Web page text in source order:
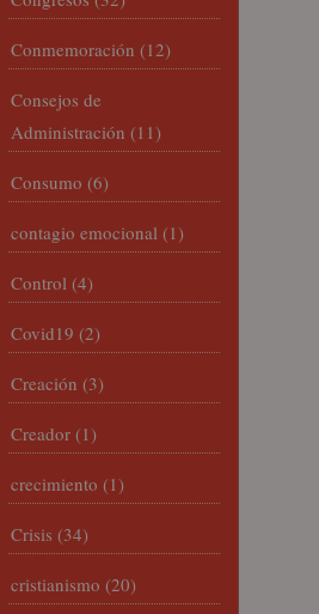
Conmemoración (12)
Consejos de
Administración (11)
Consumo (6)
contagio emocional (1)
Control (4)
Covid19 (2)
Creación (3)
Creador (1)
crecimiento (1)
Crisis (34)
cristianismo (20)